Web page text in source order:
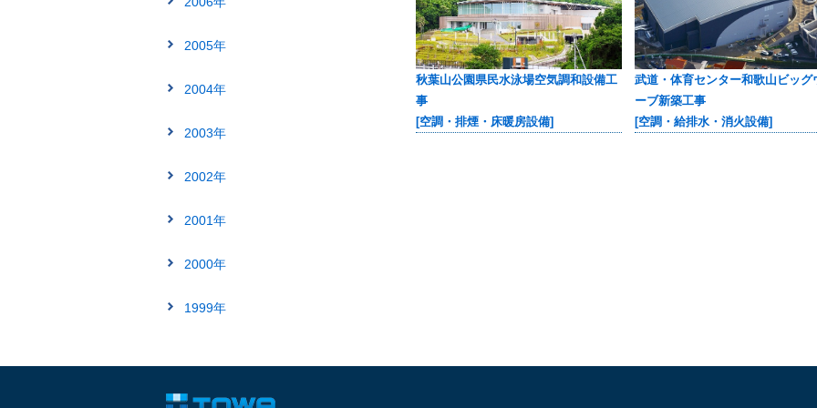
秋葉山公園県民水泳場空気調和設備工
事
[空調・排煙・床暖房設備]
武道・体育センター和歌山ビッグ
ーブ新築工事
[空調・給排水・消火設備]
2005年
2004年
2003年
2002年
2001年
2000年
1999年